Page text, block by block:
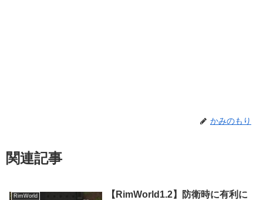
かみのもり
関連記事
RimWorld
【RimWorld1.2】防衛時に有利に